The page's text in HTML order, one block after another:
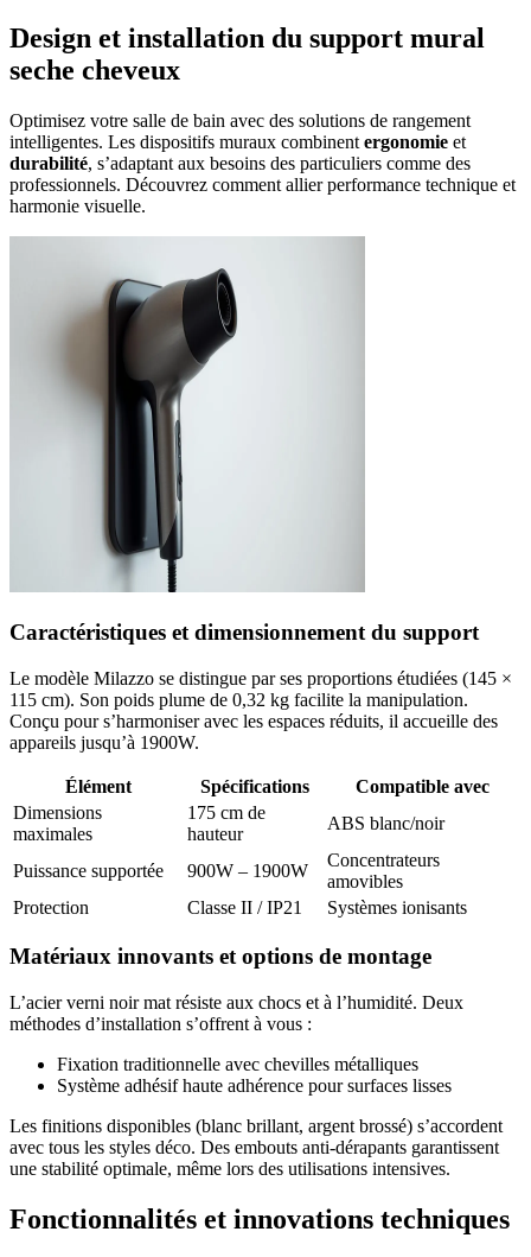
Design et installation du support mural
seche cheveux
Optimisez votre salle de bain avec des solutions de rangement
intelligentes. Les dispositifs muraux combinent ergonomie et
durabilité, s’adaptant aux besoins des particuliers comme des
professionnels. Découvrez comment allier performance technique et
harmonie visuelle.
Caractéristiques et dimensionnement du support
Le modèle Milazzo se distingue par ses proportions étudiées (145 ×
115 cm). Son poids plume de 0,32 kg facilite la manipulation.
Conçu pour s’harmoniser avec les espaces réduits, il accueille des
appareils jusqu’à 1900W.
Élément Spécifications
Compatible avec
Dimensions
maximales
175 cm de
hauteur
ABS blanc/noir
Puissance supportée 900W – 1900W
Concentrateurs
amovibles
Protection
Classe II / IP21 Systèmes ionisants
Matériaux innovants et options de montage
L’acier verni noir mat résiste aux chocs et à l’humidité. Deux
méthodes d’installation s’offrent à vous :
Fixation traditionnelle avec chevilles métalliques
Système adhésif haute adhérence pour surfaces lisses
Les finitions disponibles (blanc brillant, argent brossé) s’accordent
avec tous les styles déco. Des embouts anti-dérapants garantissent
une stabilité optimale, même lors des utilisations intensives.
Fonctionnalités et innovations techniques